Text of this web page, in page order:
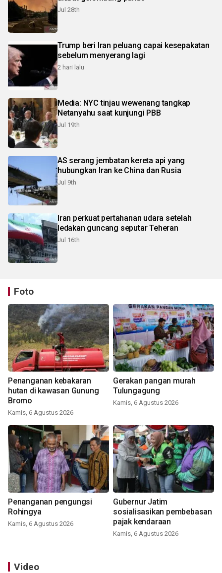
Jul 28th
Trump beri Iran peluang capai kesepakatan
sebelum menyerang lagi
2 hari lalu
Media: NYC tinjau wewenang tangkap
Netanyahu saat kunjungi PBB
Jul 19th
AS serang jembatan kereta api yang
hubungkan Iran ke China dan Rusia
Jul 9th
Iran perkuat pertahanan udara setelah
ledakan guncang seputar Teheran
Jul 16th
Foto
Penanganan kebakaran
hutan di kawasan Gunung
Bromo
Kamis, 6 Agustus 2026
Gerakan pangan murah
Tulungagung
Kamis, 6 Agustus 2026
Penanganan pengungsi
Rohingya
Kamis, 6 Agustus 2026
Gubernur Jatim
sosialisasikan pembebasan
pajak kendaraan
Kamis, 6 Agustus 2026
Video